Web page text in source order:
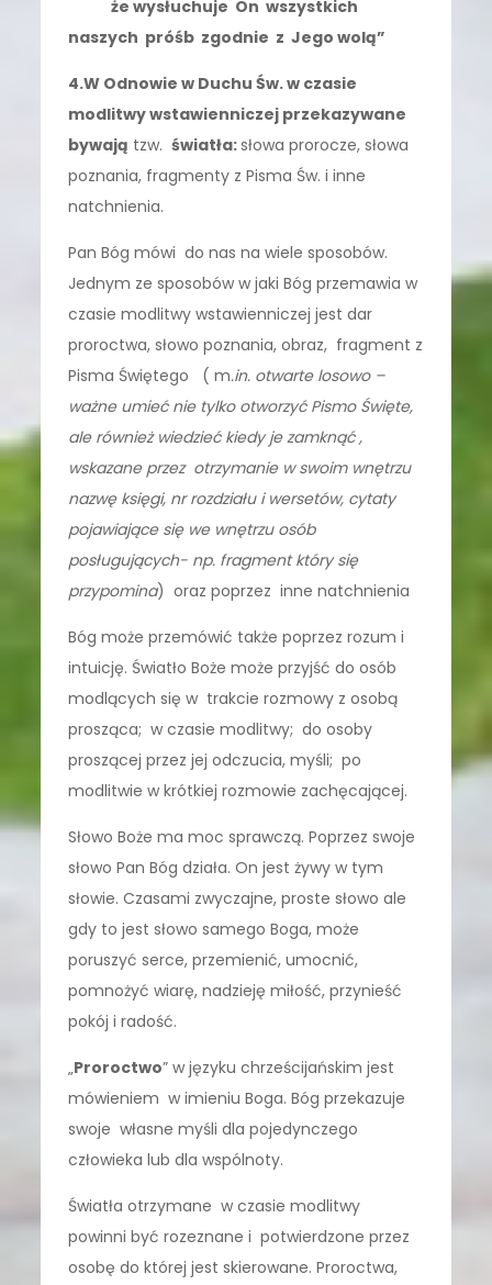
że wysłuchuje On wszystkich
naszych próśb zgodnie z Jego wolą”
4.W Odnowie w Duchu Św. w czasie
modlitwy wstawienniczej przekazywane
bywają tzw.światła:słowa prorocze, słowa
poznania, fragmenty z Pisma Św. i inne
natchnienia.
Pan Bóg mówi do nas na wiele sposobów.
Jednym ze sposobów w jaki Bóg przemawia w
czasie modlitwy wstawienniczej jest dar
proroctwa, słowo poznania, obraz, fragment z
Pisma Świętego ( m.in. otwarte losowo –
ważne umieć nie tylko otworzyć Pismo Święte,
ale również wiedzieć kiedy je zamknąć ,
wskazane przez otrzymanie w swoim wnętrzu
nazwę księgi, nr rozdziału i wersetów, cytaty
pojawiające się we wnętrzu osób
posługujących- np. fragment który się
przypomina) oraz poprzez inne natchnienia
Bóg może przemówić także poprzez rozum i
intuicję. Światło Boże może przyjść do osób
modlących się w trakcie rozmowy z osobą
prosząca; w czasie modlitwy; do osoby
proszącej przez jej odczucia, myśli; po
modlitwie w krótkiej rozmowie zachęcającej.
Słowo Boże ma moc sprawczą. Poprzez swoje
słowo Pan Bóg działa. On jest żywy w tym
słowie. Czasami zwyczajne, proste słowo ale
gdy to jest słowo samego Boga, może
poruszyć serce, przemienić, umocnić,
pomnożyć wiarę, nadzieję miłość, przynieść
pokój i radość.
„Proroctwo” w języku chrześcijańskim jest
mówieniem w imieniu Boga. Bóg przekazuje
swoje własne myśli dla pojedynczego
człowieka lub dla wspólnoty.
Światła otrzymane w czasie modlitwy
powinni być rozeznane i potwierdzone przez
osobę do której jest skierowane. Proroctwa,